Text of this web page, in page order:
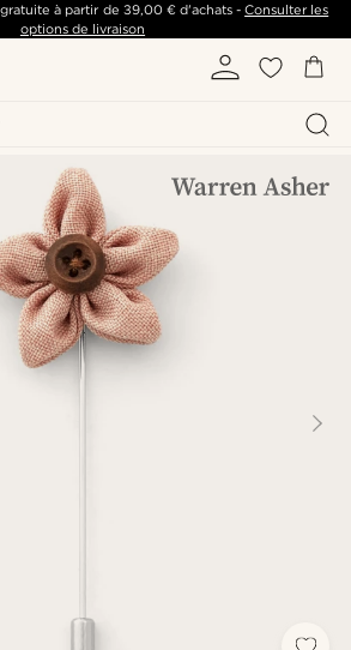
à partir de 39,00 €d'achats -Consulter les
options de livraison